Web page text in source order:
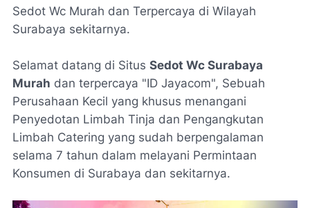
Sedot Wc Murah dan Terpercaya di Wilayah
Surabaya sekitarnya.
Selamat datang di Situs Sedot Wc Surabaya
Murah dan terpercaya "ID Jayacom", Sebuah
Perusahaan Kecil yang khusus menangani
Penyedotan Limbah Tinja dan Pengangkutan
Limbah Catering yang sudah berpengalaman
selama 7 tahun dalam melayani Permintaan
Konsumen di Surabaya dan sekitarnya.